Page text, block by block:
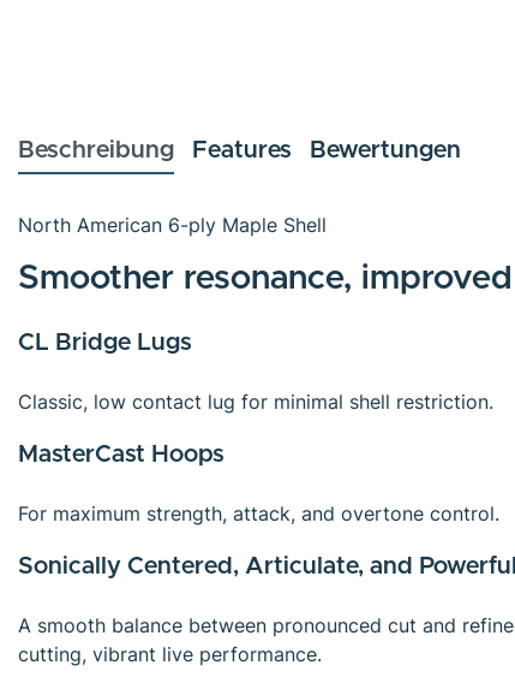
Beschreibung Features Bewertungen
North American 6-ply Maple Shell
Smoother resonance,
CL Bridge Lugs
Classic, low contact lug for minimal shell restriction.
MasterCast Hoops
For maximum strength, attack, and overtone control.
Sonically Centered, Articulate, and Powerful
A smooth balance between pronounced cut and
cutting, vibrant live performance.